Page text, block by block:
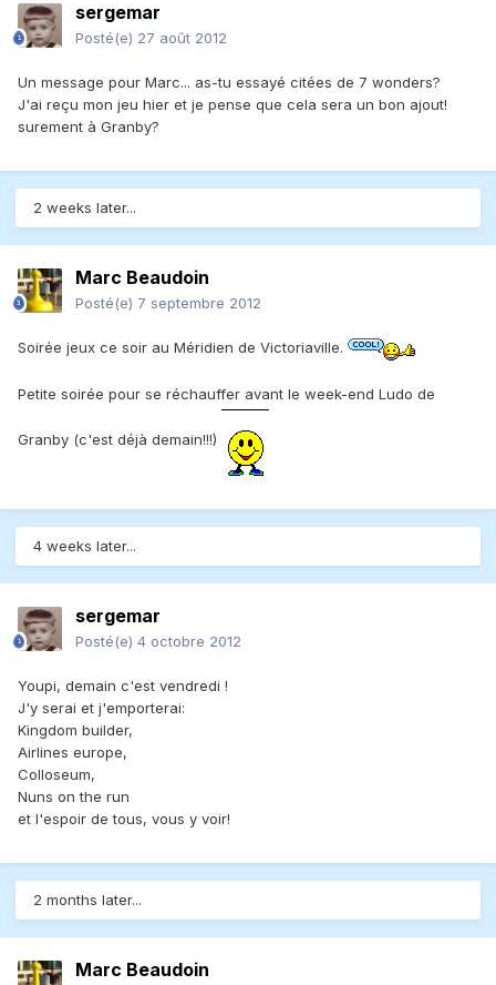
sergemar
Posté(e) 27 août 2012
Un message pour Marc... as-tu essayé citées de 7 wonders?
J'ai reçu mon jeu hier et je pense que cela sera un bon ajout!
surement à Granby?
2 weeks later...
Marc Beaudoin
Posté(e) 7 septembre 2012
Soirée jeux ce soir au Méridien de Victoriaville.
Petite soirée pour se réchauffer avant le week-end Ludo de
Granby (c'est déjà demain!!!)
4 weeks later...
sergemar
Posté(e) 4 octobre 2012
Youpi, demain c'est vendredi !
J'y serai et j'emporterai:
Kingdom builder,
Airlines europe,
Colloseum,
Nuns on the run
et l'espoir de tous, vous y voir!
2 months later...
Marc Beaudoin